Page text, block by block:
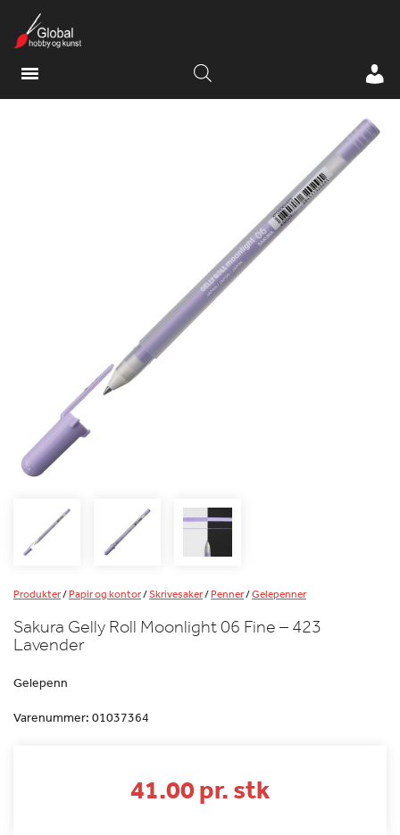
Produkter/Papir og kontor/Skrivesaker/Penner/Gelepenner
Sakura Gelly Roll Moonlight 06 Fine – 423
Lavender
Gelepenn
Varenummer: 01037364
41.00 pr. stk